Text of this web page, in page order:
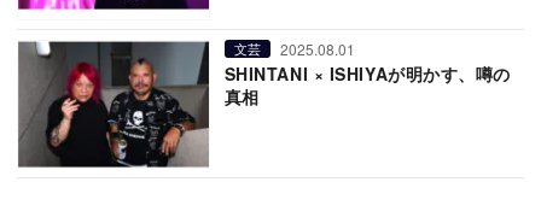
文芸 2025.08.01
SHINTANI × ISHIYAが明かす、噂の
真相